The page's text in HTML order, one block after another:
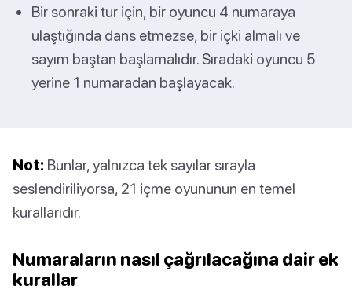
Bir sonraki tur için, bir oyuncu 4 numaraya
ulaştığında dans etmezse, bir içki almalı ve
sayım baştan başlamalıdır. Sıradaki oyuncu 5
yerine 1 numaradan başlayacak.
Not: Bunlar, yalnızca tek sayılar sırayla
seslendiriliyorsa, 21 içme oyununun en temel
kurallarıdır.
Numaraların nasıl çağrılacağına dair ek
kurallar